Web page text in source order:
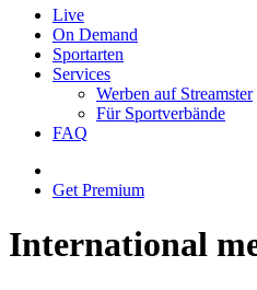
Live
On Demand
Sportarten
Services
Werben auf Streamster
Für Sportverbände
FAQ
Get Premium
International